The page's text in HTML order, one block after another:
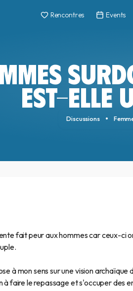
Rencontres Events
EST-ELLE
Discussions
fait peur aux hommes car ceux-ci
à mon sens sur une vision
à faire le repassage et s'occuper des